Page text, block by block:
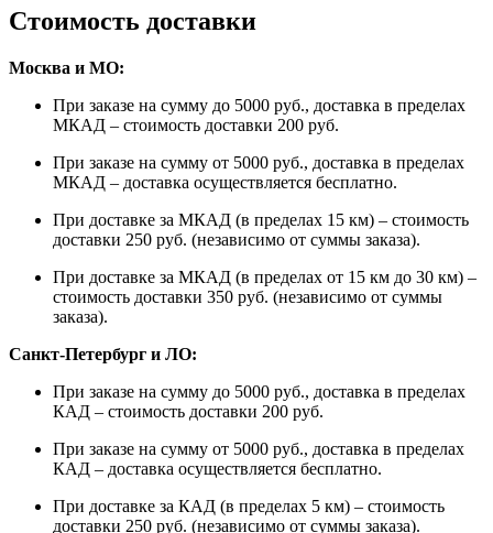
Стоимость доставки
Москва и МО:
При заказе на сумму до 5000 руб., доставка в пределах
МКАД – стоимость доставки 200 руб.
При заказе на сумму от 5000 руб., доставка в пределах
МКАД – доставка осуществляется бесплатно.
При доставке за МКАД (в пределах 15 км) – стоимость
доставки 250 руб. (независимо от суммы заказа).
При доставке за МКАД (в пределах от 15 км до 30 км) –
стоимость доставки 350 руб. (независимо от суммы
заказа).
Санкт-Петербург и ЛО:
При заказе на сумму до 5000 руб., доставка в пределах
КАД – стоимость доставки 200 руб.
При заказе на сумму от 5000 руб., доставка в пределах
КАД – доставка осуществляется бесплатно.
При доставке за КАД (в пределах 5 км) – стоимость
доставки 250 руб. (независимо от суммы заказа).